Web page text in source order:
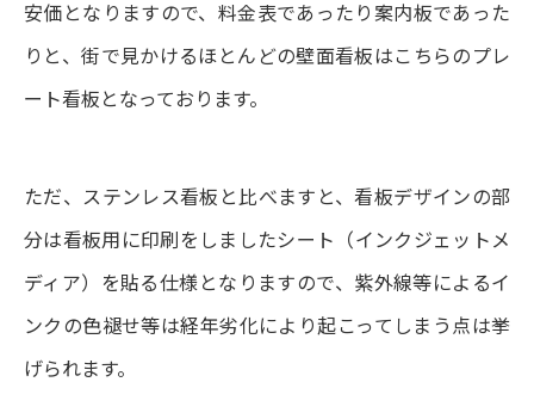
安価となりますので、料金表であったり案内板であった
りと、街で見かけるほとんどの壁面看板はこちらのプレ
ート看板となっております。
ただ、ステンレス看板と比べますと、看板デザインの部
分は看板用に印刷をしましたシート（インクジェットメ
ディア）を貼る仕様となりますので、紫外線等によるイ
ンクの色褪せ等は経年劣化により起こってしまう点は挙
げられます。